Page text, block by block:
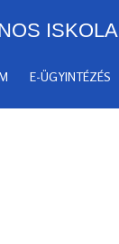
E-ÜGYINTÉZÉS
ISKOLA